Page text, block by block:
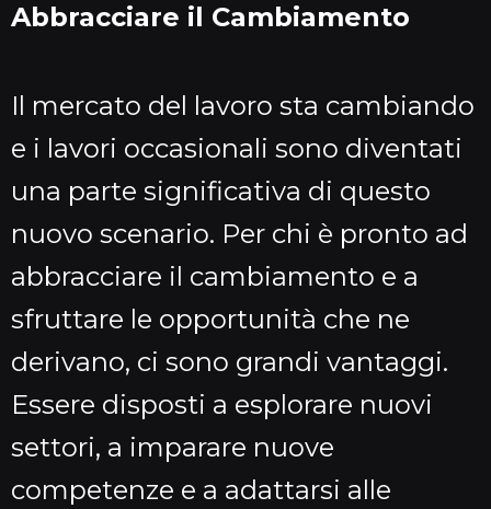
Abbracciare il Cambiamento
Il mercato del lavoro sta cambiando
e i lavori occasionali sono diventati
una parte significativa di questo
nuovo scenario. Per chi è pronto ad
abbracciare il cambiamento e a
sfruttare le opportunità che ne
derivano, ci sono grandi vantaggi.
Essere disposti a esplorare nuovi
settori, a imparare nuove
competenze e a adattarsi alle